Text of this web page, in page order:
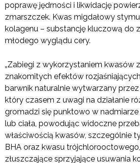
poprawę jędrności i likwidację
zmarszczek. Kwas migdałowy
kolagenu – substancję kluczową do
młodego wyglądu cery.
„Zabiegi z wykorzystaniem kwasów
znakomitych efektów
barwnik naturalnie wytwarzany
który czasem z uwagi na działanie
gromadzi się punktowo w
lub ciała, powodując widoczne
właściwością kwasów, szczególnie
BHA oraz kwasu
złuszczające sprzyjające usuwania